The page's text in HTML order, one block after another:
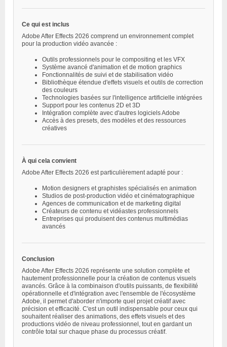
Ce qui est inclus
Adobe After Effects 2026 comprend un environnement complet
pour la production vidéo avancée :
Outils professionnels pour le compositing et les VFX
Système avancé d'animation et de motion graphics
Fonctionnalités de suivi et de stabilisation vidéo
Bibliothèque étendue d'effets visuels et outils de correction
des couleurs
Technologies basées sur l'intelligence artificielle intégrées
Support pour les contenus 2D et 3D
Intégration complète avec d'autres logiciels Adobe
Accès à des presets, des modèles et des ressources
créatives
À qui cela convient
Adobe After Effects 2026 est particulièrement adapté pour :
Motion designers et graphistes spécialisés en animation
Studios de post-production vidéo et cinématographique
Agences de communication et de marketing digital
Créateurs de contenu et vidéastes professionnels
Entreprises qui produisent des contenus multimédias
avancés
Conclusion
Adobe After Effects 2026 représente une solution complète et
hautement professionnelle pour la création de contenus visuels
avancés. Grâce à la combinaison d'outils puissants, de flexibilité
opérationnelle et d'intégration avec l'ensemble de l'écosystème
Adobe, il permet d'aborder n'importe quel projet créatif avec
précision et efficacité. C'est un outil indispensable pour ceux qui
souhaitent réaliser des animations, des effets visuels et des
productions vidéo de niveau professionnel, tout en gardant un
contrôle total sur chaque phase du processus créatif.